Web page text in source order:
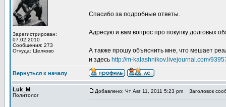
Зарегистрирован:
07.02.2010
Сообщения: 273
Откуда: Щелково
Спасибо за подробные ответы.
Адресую и вам вопрос про покупку долговых
А также прошу объяснить мне, что мешает
и здесь http://m-kalashnikov.livejournal.com/
Вернуться к началу
Luk_M
Политолог
Добавлено: Чт Авг 11, 2011 5:23 pm Заголовок